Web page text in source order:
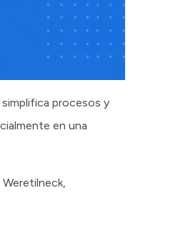
simplifica procesos y
en una